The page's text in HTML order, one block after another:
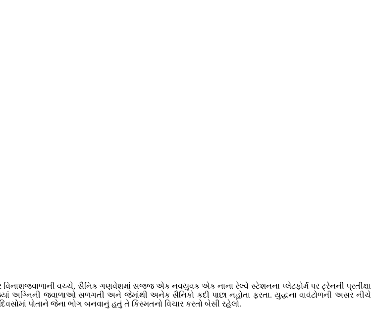
વચ્ચે, સૈનિક ગણવેશમાં સજ્જ એક નવયુવક એક નાના રેલ્વે સ્ટેશનના પ્લેટફોર્મ પર ટ્રેનની પ્રતીક્ષા
અગ્નિની જ્વાળાઓ સળગતી અને જેમાંથી અનેક સૈનિકો કદી પાછા નહોતા ફરતા. યુદ્ધના વાવંટોળની અસર નીચે
પોતાને જેના ભોગ બનવાનું હતું તે કિસ્મતનો વિચાર કરતો બેસી રહેલો.